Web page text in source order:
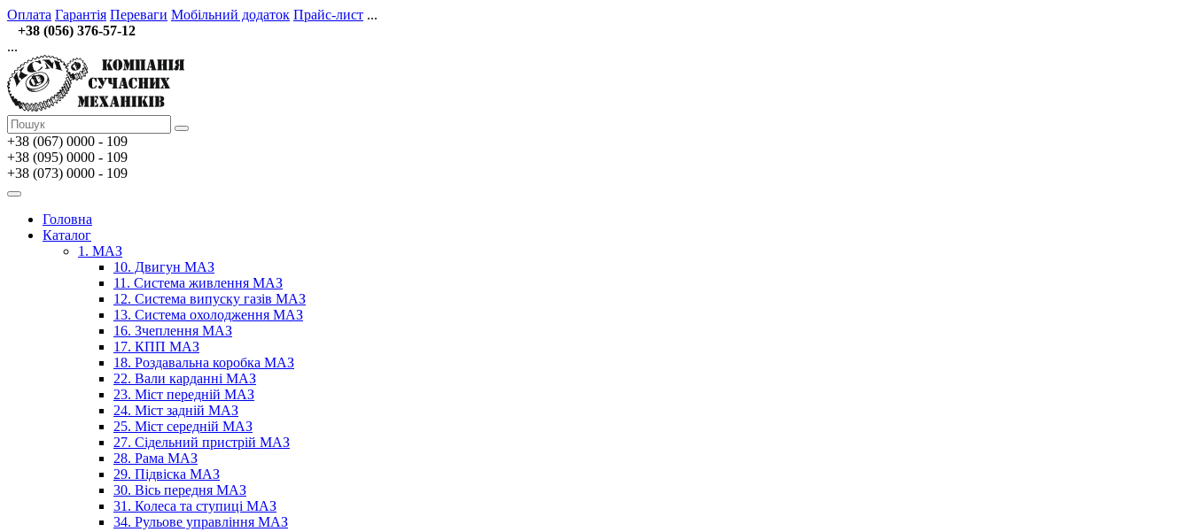
Оплата Гарантія Переваги Мобільний додаток Прайс-лист ...
+38 (056) 376-57-12
...
+38 (067) 0000 - 109
+38 (095) 0000 - 109
+38 (073) 0000 - 109
Головна
Каталог
1. МАЗ
10. Двигун МАЗ
11. Система живлення МАЗ
12. Система випуску газів МАЗ
13. Система охолодження МАЗ
16. Зчеплення МАЗ
17. КПП МАЗ
18. Роздавальна коробка МАЗ
22. Вали карданні МАЗ
23. Міст передній МАЗ
24. Міст задній МАЗ
25. Міст середній МАЗ
27. Сідельний пристрій МАЗ
28. Рама МАЗ
29. Підвіска МАЗ
30. Вісь передня МАЗ
31. Колеса та ступиці МАЗ
34. Рульове управління МАЗ